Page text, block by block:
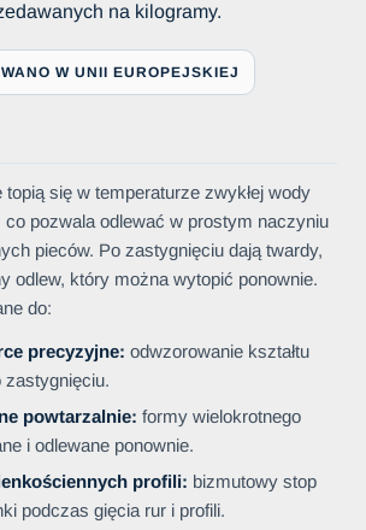
na kilogramy.
W UNII EUROPEJSKIEJ
topią się w temperaturze zwykłej wody
co pozwala odlewać w prostym naczyniu
pieców. Po zastygnięciu dają twardy,
odlew, który można wytopić ponownie.
do:
precyzyjne: odwzorowanie kształtu
zastygnięciu.
powtarzalnie: formy wielokrotnego
i odlewane ponownie.
profili: bizmutowy stop
podczas gięcia rur i profili.